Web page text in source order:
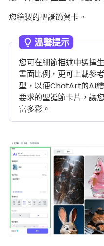
您繪製的聖誕節賀卡。
溫馨提示
您可在細節描述中選擇
畫面比例，更可上載參
型，以便ChatArt的AI
要求的聖誕節卡片，讓
富多彩。